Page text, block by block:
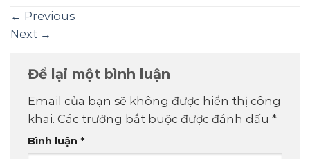
← Previous
Next →
Để lại một bình luận
Email của bạn sẽ không được hiển thị công
khai. Các trường bắt buộc được đánh dấu *
Bình luận *